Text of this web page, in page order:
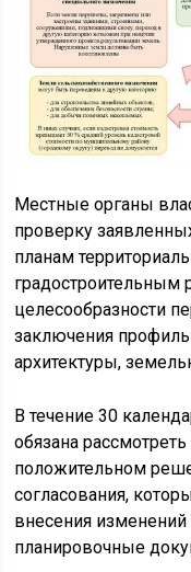
Местные органы
проверку
планам
градостроительным
целесообразности
заключения
архитектуры,
В течение 30
обязана
положительном
согласования,
внесения
планировочные